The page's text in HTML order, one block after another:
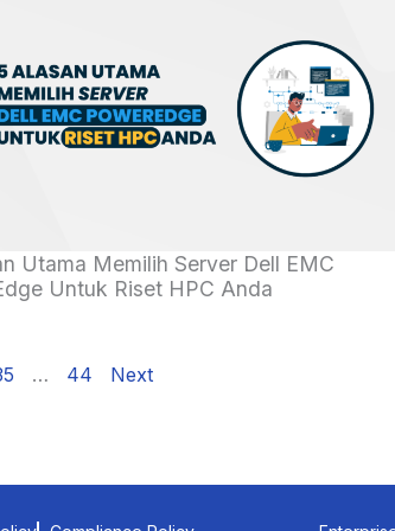
Utama Memilih Server Dell EMC
Untuk Riset HPC Anda
kompleks dengan kecepatan tinggi.
gambaran, laptop atau...
… 44 Next